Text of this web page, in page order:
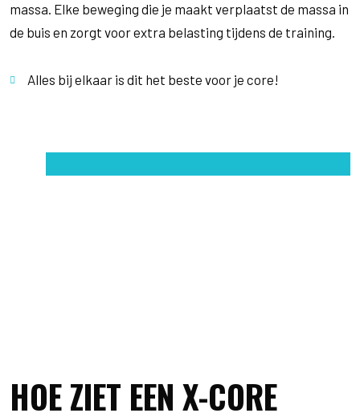
massa. Elke beweging die je maakt verplaatst de massa in
de buis en zorgt voor extra belasting tijdens de training.
Alles bij elkaar is dit het beste voor je core!
HOE ZIET EEN X-CORE